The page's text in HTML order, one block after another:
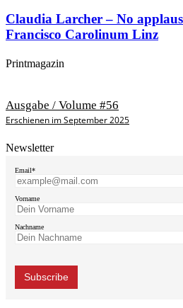
Claudia Larcher – No
Francisco Carolinum Linz
Printmagazin
Ausgabe / Volume #56
Erschienen im September 2025
Newsletter
Email*
Vorname
Nachname